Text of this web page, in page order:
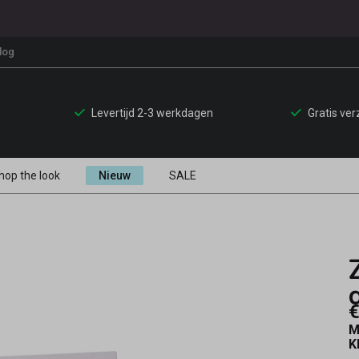
Levertijd 2-3 werkdagen Gratis
the look Nieuw SALE